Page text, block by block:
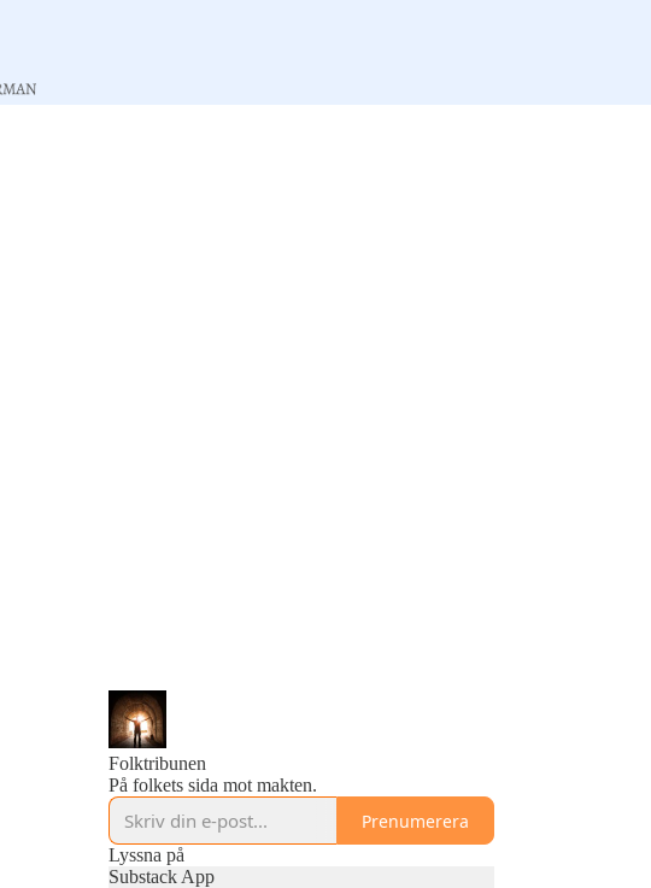
Folktribunen
På folkets sida mot makten.
Prenumerera
Lyssna på
Substack App